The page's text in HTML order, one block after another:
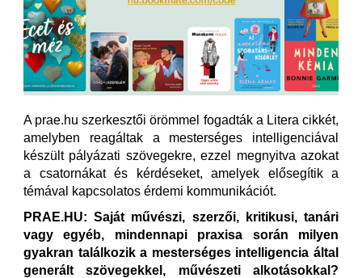
A prae.hu szerkesztői örömmel fogadták a Litera cikkét,
amelyben reagáltak a mesterséges intelligenciával
készült pályázati szövegekre, ezzel megnyitva azokat
a csatornákat és kérdéseket, amelyek elősegítik a
témával kapcsolatos érdemi kommunikációt.
PRAE.HU: Saját művészi, szerzői, kritikusi, tanári
vagy egyéb, mindennapi praxisa során milyen
gyakran találkozik a mesterséges intelligencia által
generált szövegekkel, művészeti alkotásokkal?